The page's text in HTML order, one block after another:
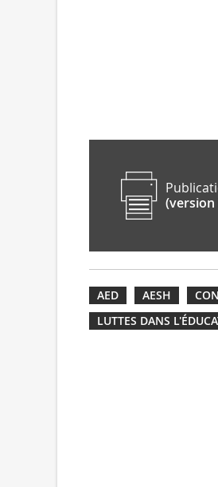
AED AESH
LUTTES DANS